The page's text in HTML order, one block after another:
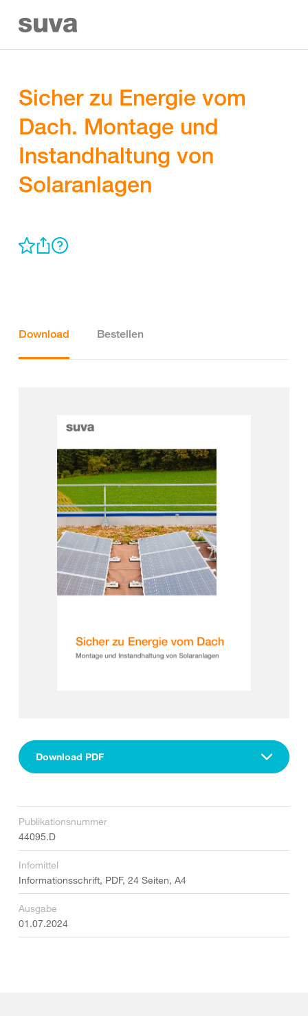
Sicher zu Energie vom
Dach. Montage und
Instandhaltung von
Solaranlagen
Download Bestellen
Download PDF
Publikationsnummer
44095.D
Infomittel
Informationsschrift, PDF, 24 Seiten, A4
Ausgabe
01.07.2024